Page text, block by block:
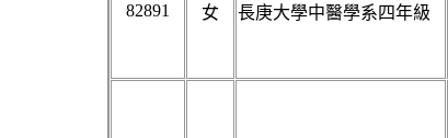
82891 女 長庚大學中醫學系四年級